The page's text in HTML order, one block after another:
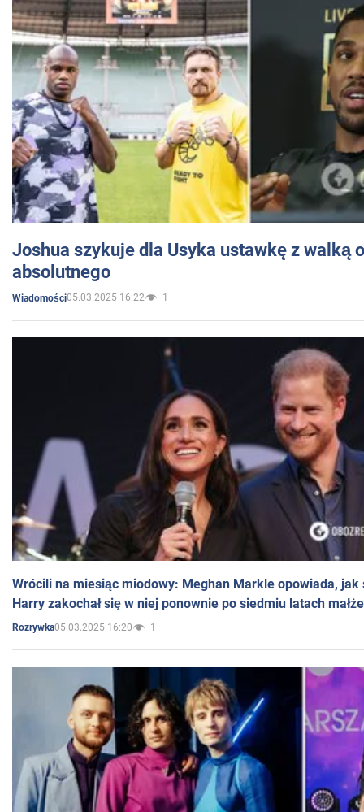
Joshua szykuje dla Usyka ustawkę z walką
absolutnego
Wiadomości05.03.2025 16:22 1
Wrócili na miesiąc miodowy: Meghan Markle opowiada, jak
Harry zakochał się w niej ponownie po siedmiu latach
Rozrywka05.03.2025 16:20 1